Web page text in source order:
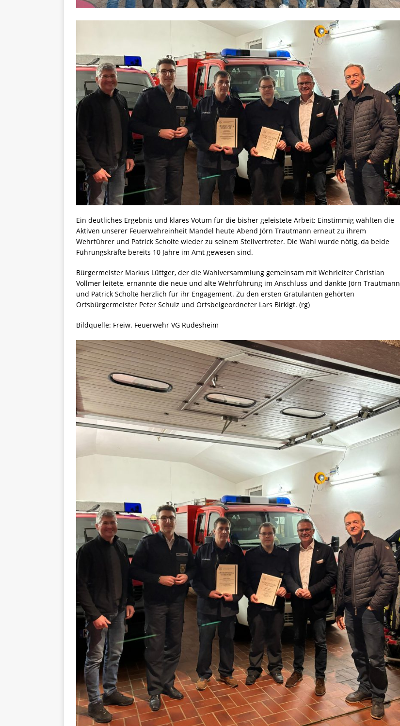
Ein deutliches Ergebnis und klares Votum für die bisher geleistete Arbeit: Einstimmig wählten die
Aktiven unserer Feuerwehreinheit Mandel heute Abend Jörn Trautmann erneut zu ihrem
Wehrführer und Patrick Scholte wieder zu seinem Stellvertreter. Die Wahl wurde nötig, da beide
Führungskräfte bereits 10 Jahre im Amt gewesen sind.
Bürgermeister Markus Lüttger, der die Wahlversammlung gemeinsam mit Wehrleiter Christian
Vollmer leitete, ernannte die neue und alte Wehrführung im Anschluss und dankte Jörn Trautmann
und Patrick Scholte herzlich für ihr Engagement. Zu den ersten Gratulanten gehörten
Ortsbürgermeister Peter Schulz und Ortsbeigeordneter Lars Birkigt. (rg)
Bildquelle: Freiw. Feuerwehr VG Rüdesheim